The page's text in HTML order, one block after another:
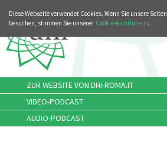
Diese Webseite verwendet Cookies. Wenn Sie unsere Seiten
besuchen, stimmen Sie unserer Cookie-Richtlinie zu.
ZUR WEBSITE VON DHI-ROMA.IT
VIDEO-PODCAST
AUDIO-PODCAST